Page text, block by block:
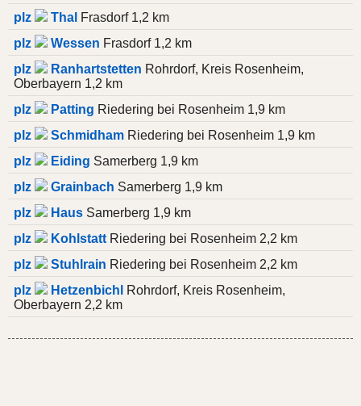
plz
Thal Frasdorf 1,2 km
plz
Wessen Frasdorf 1,2 km
plz
Ranhartstetten Rohrdorf, Kreis Rosenheim,
Oberbayern 1,2 km
plz
Patting Riedering bei Rosenheim 1,9 km
plz
Schmidham Riedering bei Rosenheim 1,9 km
plz
Eiding Samerberg 1,9 km
plz
Grainbach Samerberg 1,9 km
plz
Haus Samerberg 1,9 km
plz
Kohlstatt Riedering bei Rosenheim 2,2 km
plz
Stuhlrain Riedering bei Rosenheim 2,2 km
plz
Hetzenbichl
Rohrdorf, Kreis Rosenheim,
Oberbayern 2,2 km